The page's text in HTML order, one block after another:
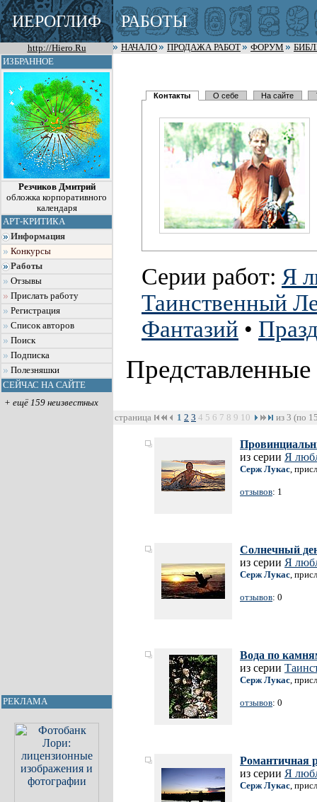
ИЕРОГЛИФ РАБОТЫ
http://Hiero.Ru НАЧАЛО ПРОДАЖА РАБОТ ФОРУМ
ИЗБРАННОЕ
Резчиков Дмитрий
обложка корпоративного
календаря
АРТ-КРИТИКА
Информация
Конкурсы
Работы
Отзывы
Прислать работу
Регистрация
Список авторов
Поиск
Подписка
Полезняшки
СЕЙЧАС НА САЙТЕ
+ ещё 159 неизвестных
РЕКЛАМА
Контакты О себе На сайте
Серии работ: Я
Таинственный
Фантазий •
страница 1 2 3 4 5 6 7 8 9 10 из 3 (по
из серии Я
Серж Лукас,
отзывов: 1
Солнечный
из серии Я
Серж Лукас,
отзывов: 0
Вода по
из серии
Серж Лукас,
отзывов: 0
Романтичная
из серии Я
Серж Лукас,